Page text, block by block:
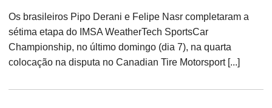
Os brasileiros Pipo Derani e Felipe Nasr completaram a
sétima etapa do IMSA WeatherTech SportsCar
Championship, no último domingo (dia 7), na quarta
colocação na disputa no Canadian Tire Motorsport [...]